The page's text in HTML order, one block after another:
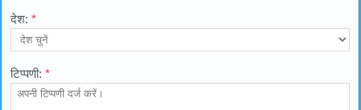
देश: *
टिप्पणी: *